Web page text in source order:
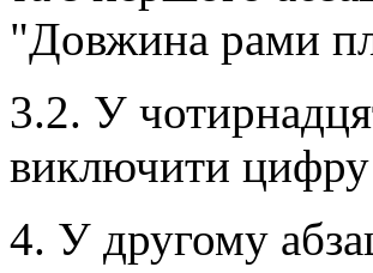
"Довжина рами
3.2. У
виключити
4. У другому